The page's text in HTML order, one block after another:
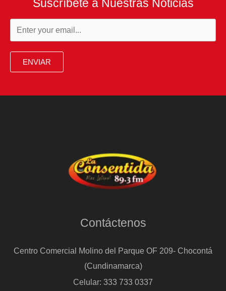
Suscríbete a Nuestras Noticias
ENVIAR
Contáctenos
Centro Comercial Molino del Parque OF 209- Chocontá
(Cundinamarca)
Celular: 333 733 0337